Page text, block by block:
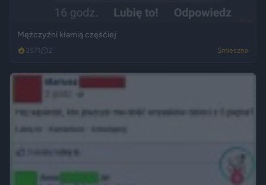
Mężczyźni kłamią częśćiej
3571 2 Śmieszne